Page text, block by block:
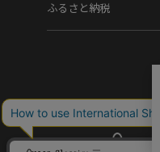
ふるさと納税